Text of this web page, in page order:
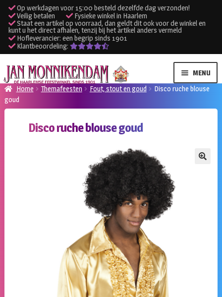
Op werkdagen voor 15:00 besteld dezelfde dag verzonden!
Veilig betalen
Fysieke winkel in Haarlem
Staat een artikel op voorraad, dan geldt dit ook voor de winkel en
kunt u het direct afhalen, tenzij bij het artikel anders vermeld
Hofleverancier: een begrip sinds 1901
Klantbeoordeling:
Ga
door
naar
navigatie
Ga
naar
de
inhoud
MENU
Verhuur apparatuur
Home Themafeesten Fout, stout en goud
Disco ruche blouse
goud
Disco ruche blouse goud